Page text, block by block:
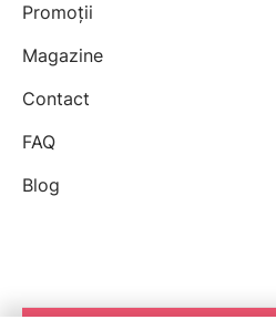
Promoții
Magazine
Contact
FAQ
Blog